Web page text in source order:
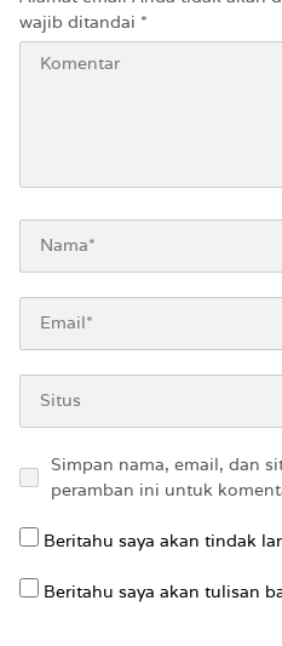
wajib ditandai *
Simpan nama, email, dan
peramban ini untuk
Beritahu saya akan tindak
Beritahu saya akan tulisan